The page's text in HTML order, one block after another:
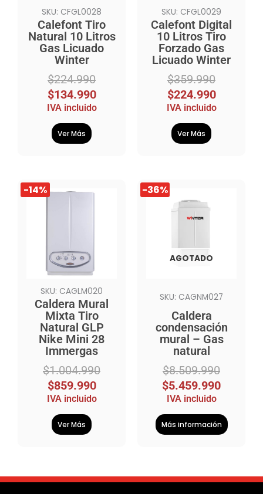
SKU: CFGL0028
Calefont Tiro
Natural 10 Litros
Gas Licuado
Winter
$224.990
$134.990
IVA incluido
Ver Más
SKU: CFGL0029
Calefont Digital
10 Litros Tiro
Forzado Gas
Licuado Winter
$359.990
$224.990
IVA incluido
Ver Más
-14%
SKU: CAGLM020
Caldera Mural
Mixta Tiro
Natural GLP
Nike Mini 28
Immergas
$1.004.990
El
precio
$1.004.990.
$859.990
El
precio
$859.990.
IVA incluido
Ver Más
-36%
AGOTADO
SKU: CAGNM027
Caldera
condensación
mural – Gas
natural
$8.509.990
El
precio
$8.509.990.
$5.459.990
El
precio
$5.459.990.
IVA incluido
Más información